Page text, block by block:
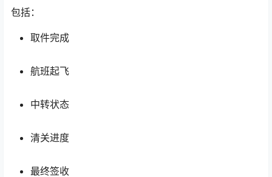
包括：
取件完成
航班起飞
中转状态
清关进度
最终签收